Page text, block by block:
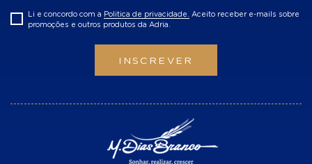
Li e concordo com a Politica de privacidade. Aceito receber e-mails sobre
promoções e outros produtos da Adria.
INSCREVER